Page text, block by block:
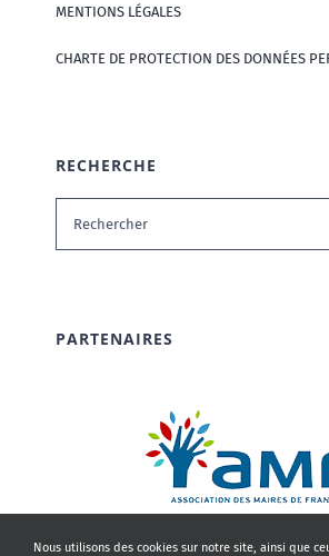
MENTIONS LÉGALES
CHARTE DE PROTECTION DES DONNÉES
RECHERCHE
Rechercher:
PARTENAIRES
Nous utilisons des cookies sur notre site, ainsi que